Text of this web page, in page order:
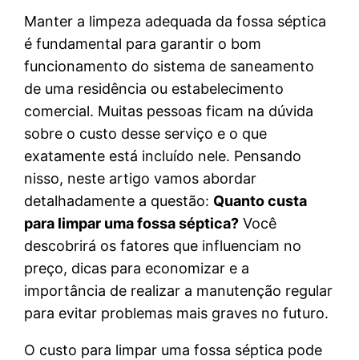
Manter a limpeza adequada da fossa séptica
é fundamental para garantir o bom
funcionamento do sistema de saneamento
de uma residência ou estabelecimento
comercial. Muitas pessoas ficam na dúvida
sobre o custo desse serviço e o que
exatamente está incluído nele. Pensando
nisso, neste artigo vamos abordar
detalhadamente a questão: Quanto custa
para limpar uma fossa séptica? Você
descobrirá os fatores que influenciam no
preço, dicas para economizar e a
importância de realizar a manutenção regular
para evitar problemas mais graves no futuro.
O custo para limpar uma fossa séptica pode